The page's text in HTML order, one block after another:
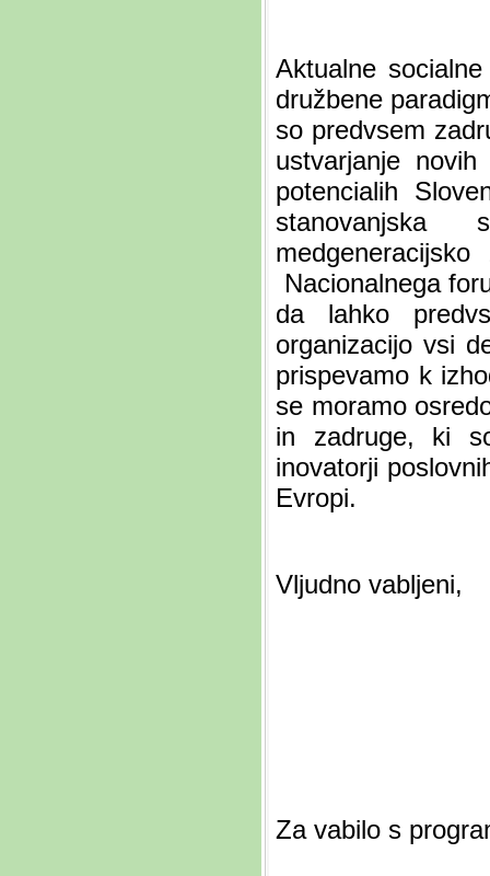
Aktualne
družbene
so predvsem
ustvarjanje
potencialih
stanovanjska
Nacionalnega
da lahko
organizacijo vsi
prispevamo k
se moramo
in zadruge, ki
inovatorji
Evropi.
Vljudno vabljeni,
Za vabilo s